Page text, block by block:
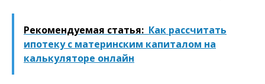
Рекомендуемая статья: Как рассчитать
ипотеку с материнским капиталом на
калькуляторе онлайн